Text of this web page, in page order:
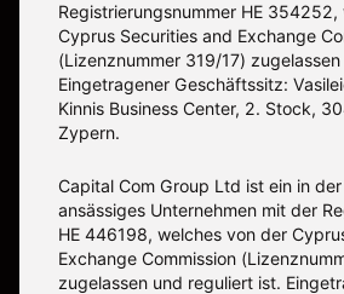
Registrierungsnummer HE
Cyprus Securities and Exchange
(Lizenznummer 319/17)
Eingetragener Geschäftssitz:
Kinnis Business Center, 2. Stock,
Zypern.
Capital Com Group Ltd ist ein in
ansässiges Unternehmen mit der
ΗΕ 446198, welches von der
Exchange Commission
zugelassen und reguliert ist.